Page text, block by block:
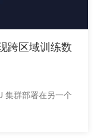
跨区域训练数
集群部署在另一个